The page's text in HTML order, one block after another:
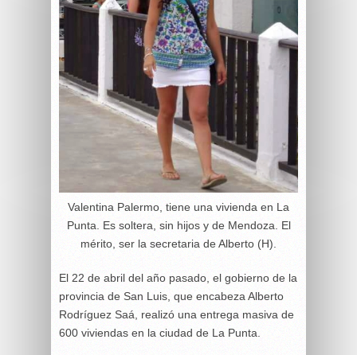
Valentina Palermo, tiene una vivienda en La
Punta. Es soltera, sin hijos y de Mendoza. El
mérito, ser la secretaria de Alberto (H).
El 22 de abril del año pasado, el gobierno de la
provincia de San Luis, que encabeza Alberto
Rodríguez Saá, realizó una entrega masiva de
600 viviendas en la ciudad de La Punta.